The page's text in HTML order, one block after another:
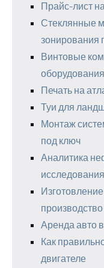
Прайс-лист
Стеклянные
зонирования
Винтовые
Печать на
Туи для
Монтаж
под ключ
Аналитика
производство
Аренда авто
Как
двигателе